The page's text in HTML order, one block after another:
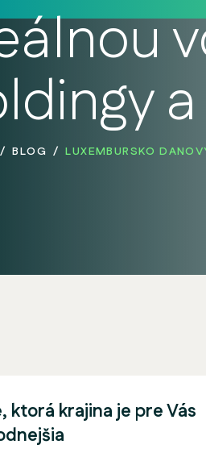
BLOG LUXEMBURSKO
ktorá krajina je pre Vás